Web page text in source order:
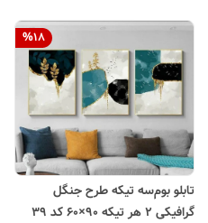
%18
تابلو بوم‌سه تیکه طرح جنگل
گرافیکی ۲ هر تیکه ۹۰×۶۰ کد ۳۹